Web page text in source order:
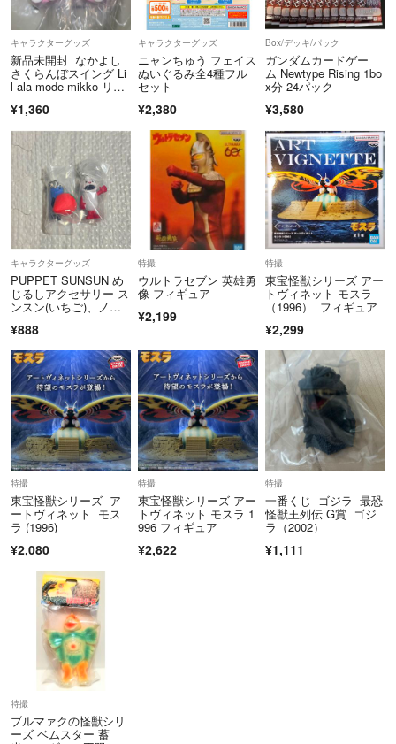
キャラクターグッズ
新品未開封 なかよし
さくらんぼスイング Li
l ala mode mikko リル
ース ガチャ
¥1,360
キャラクターグッズ
ニャンちゅう フェイス
ぬいぐるみ全4種フル
セット
¥2,380
Box/デッキ/パック
ガンダムカードゲー
ム Newtype Rising 1bo
x分 24パック
¥3,580
キャラクターグッズ
PUPPET SUNSUN め
じるしアクセサリー ス
ンスン(いちご)、ノン
¥888
特撮
ウルトラセブン 英雄勇
像 フィギュア
¥2,199
特撮
東宝怪獣シリーズ アー
トヴィネット モスラ
（1996） フィギュア
¥2,299
特撮
東宝怪獣シリーズ ア
ートヴィネット モス
ラ (1996)
¥2,080
特撮
東宝怪獣シリーズ アー
トヴィネット モスラ 1
996 フィギュア
¥2,622
特撮
一番くじ ゴジラ 最恐
怪獣王列伝 G賞 ゴジ
ラ（2002）
¥1,111
特撮
ブルマァクの怪獣シリ
ーズ ベムスター 蓄